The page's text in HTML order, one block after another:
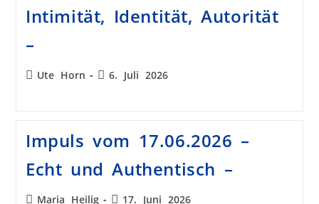
Intimität, Identität, Autorität
–
Ute Horn 6. Juli 2026
Impuls vom 17.06.2026 –
Echt und Authentisch –
Maria Heilig 17. Juni 2026